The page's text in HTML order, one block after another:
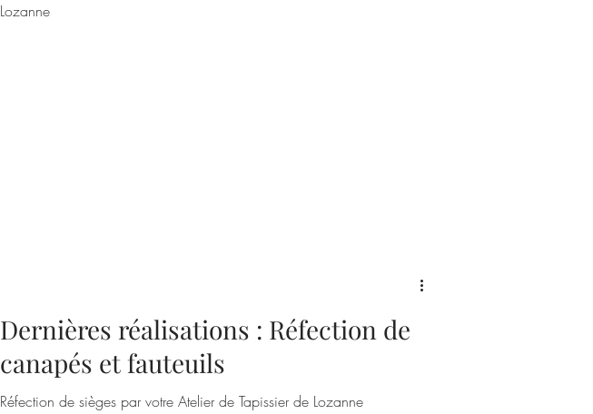
Lozanne
Dernières réalisations : Réfection de
canapés et fauteuils
Réfection de sièges par votre Atelier de Tapissier de Lozanne